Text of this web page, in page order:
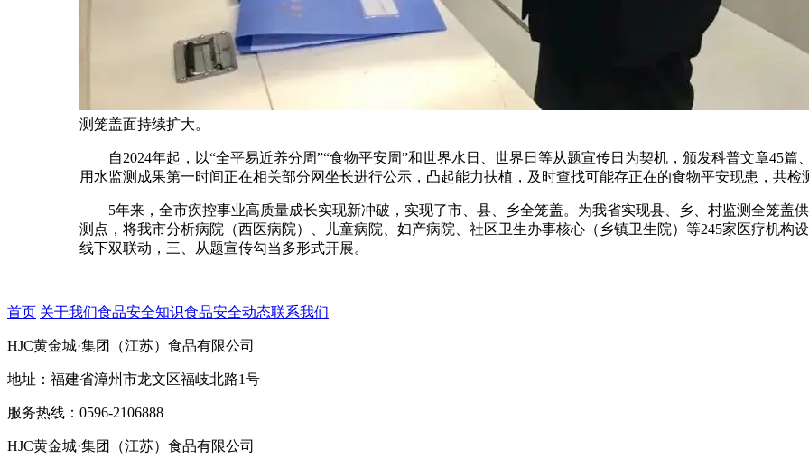
测笼盖面持续扩大。
自2024年起，以“全平易近养分周”“食物平安周”和世界水日、世界日等从题宣传日为契机，颁发科普文章45篇
用水监测成果第一时间正在相关部分网坐长进行公示，凸起能力扶植，及时查找可能存正在的食物平安现患，共检
5年来，全市疾控事业高质量成长实现新冲破，实现了市、县、乡全笼盖。为我省实现县、乡、村监测全笼盖
测点，将我市分析病院（西医病院）、儿童病院、妇产病院、社区卫生办事核心（乡镇卫生院）等245家医疗机构
线下双联动，三、从题宣传勾当多形式开展。
首页 关于我们食品安全知识食品安全动态联系我们
HJC黄金城·集团（江苏）食品有限公司
地址：福建省漳州市龙文区福岐北路1号
服务热线：0596-2106888
HJC黄金城·集团（江苏）食品有限公司